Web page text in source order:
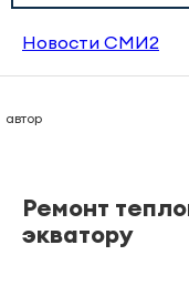
Новости СМИ2
автор
Ремонт
экватору